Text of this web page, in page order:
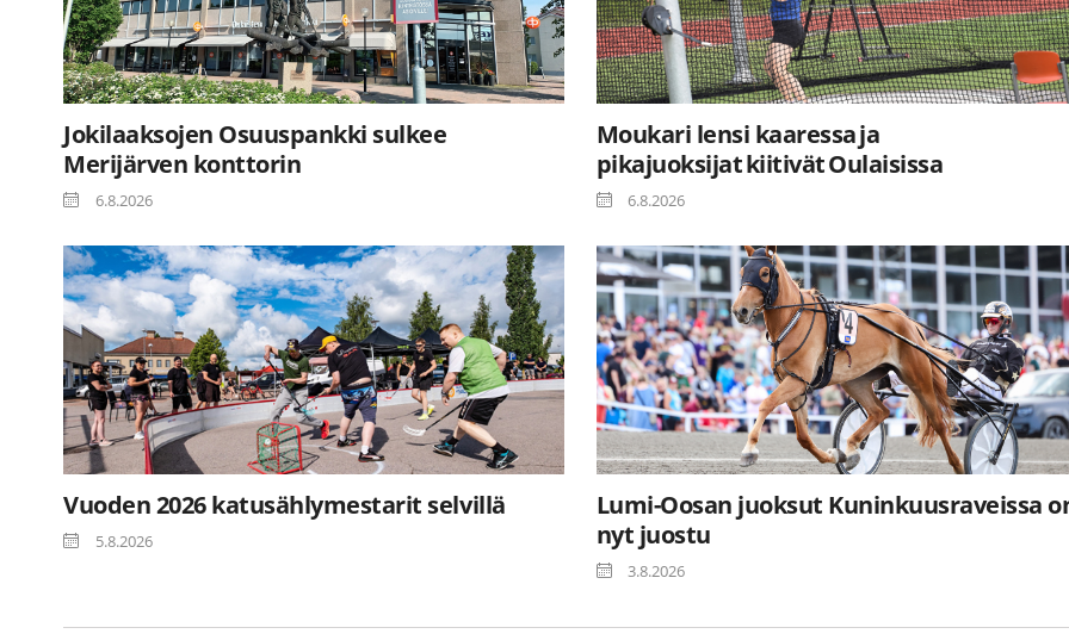
Jokilaaksojen Osuuspankki sulkee
Merijärven konttorin
6.8.2026
Moukari lensi kaaressa ja
pikajuoksijat kiitivät Oulaisissa
6.8.2026
Vuoden 2026 katusählymestarit selvillä
5.8.2026
Lumi-Oosan juoksut Kuninkuusraveissa
nyt juostu
3.8.2026